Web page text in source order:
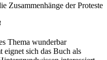
Zusammenhänge der Proteste
Thema wunderbar
eignet sich das Buch als